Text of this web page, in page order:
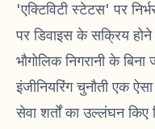
'एक्टिविटी स्टेटस' पर
पर डिवाइस के सक्रिय
भौगोलिक निगरानी के
इंजीनियरिंग चुनौती एक
सेवा शर्तों का उल्लंघन किए